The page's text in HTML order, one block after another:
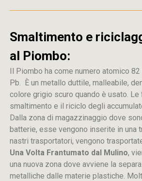
Smaltimento e
al Piombo:
Il Piombo ha come numero atomico
Pb. È un metallo duttile, malleabile,
colore grigio scuro quando è usato. Le
smaltimento e il riciclo degli
Dalla zona di magazzinaggio dove
batterie, esse vengono inserite in una
nastri trasportatori, vengono
Una Volta Frantumato dal Mulino,
una nuova zona dove avviene la
metalliche dalle materie plastiche.